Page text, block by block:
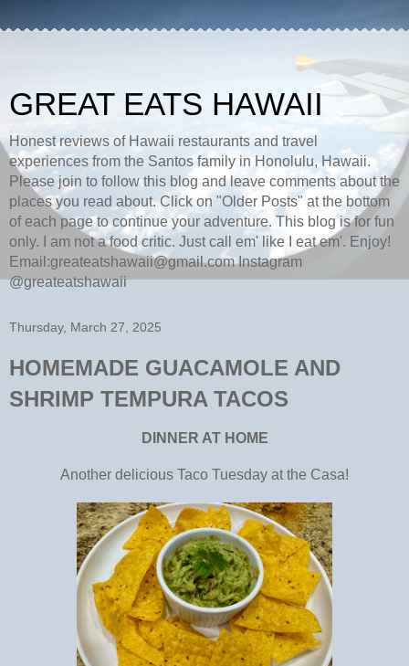
GREAT EATS HAWAII
Honest reviews of Hawaii restaurants and travel
experiences from the Santos family in Honolulu, Hawaii.
Please join to follow this blog and leave comments about the
places you read about. Click on "Older Posts" at the bottom
of each page to continue your adventure. This blog is for fun
only. I am not a food critic. Just call em' like I eat em'. Enjoy!
Email:greateatshawaii@gmail.com Instagram
@greateatshawaii
Thursday, March 27, 2025
HOMEMADE GUACAMOLE AND
SHRIMP TEMPURA TACOS
DINNER AT HOME
Another delicious Taco Tuesday at the Casa!